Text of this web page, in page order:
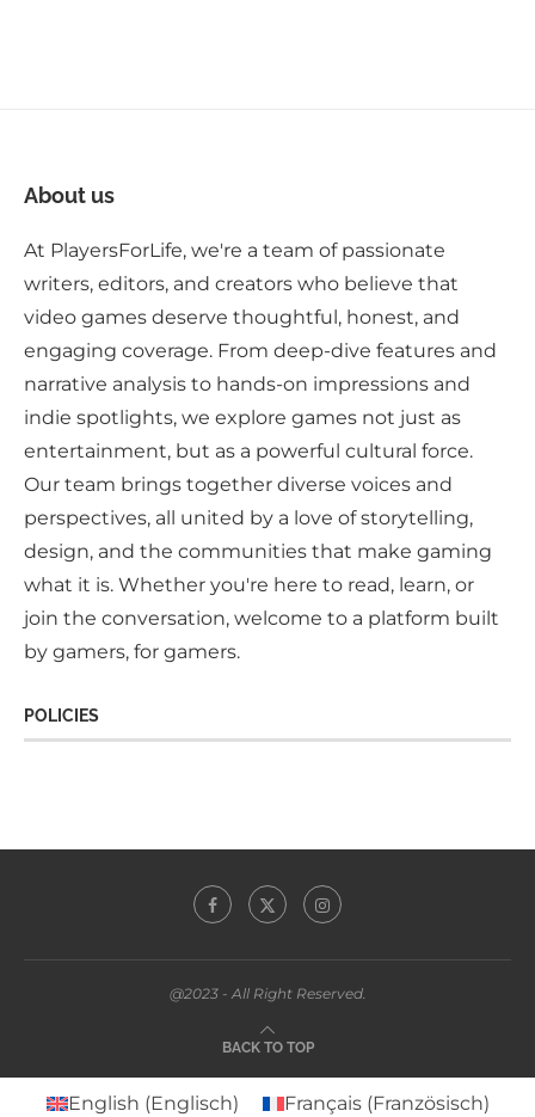
About us
At PlayersForLife, we're a team of passionate
writers, editors, and creators who believe that
video games deserve thoughtful, honest, and
engaging coverage. From deep-dive features and
narrative analysis to hands-on impressions and
indie spotlights, we explore games not just as
entertainment, but as a powerful cultural force.
Our team brings together diverse voices and
perspectives, all united by a love of storytelling,
design, and the communities that make gaming
what it is. Whether you're here to read, learn, or
join the conversation, welcome to a platform built
by gamers, for gamers.
POLICIES
@2023 - All Right Reserved.
BACK TO TOP
English (Englisch) Français(Französisch)